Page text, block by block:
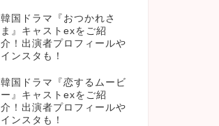
韓国ドラマ『おつかれさ
ま』キャストexをご紹
介！出演者プロフィールや
インスタも！
韓国ドラマ『恋するムービ
ー』キャストexをご紹
介！出演者プロフィールや
インスタも！